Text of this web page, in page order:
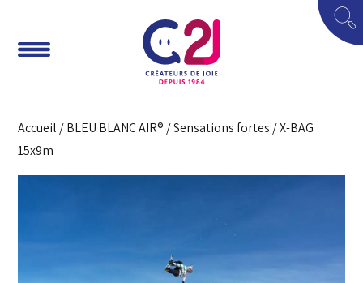
Accueil /BLEU BLANC AIR® /Sensations fortes / X-BAG
15x9m